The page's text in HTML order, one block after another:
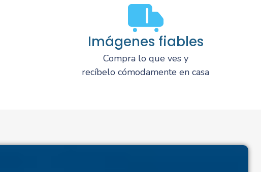
Imágenes fiables
Compra lo que ves y
recíbelo cómodamente en casa